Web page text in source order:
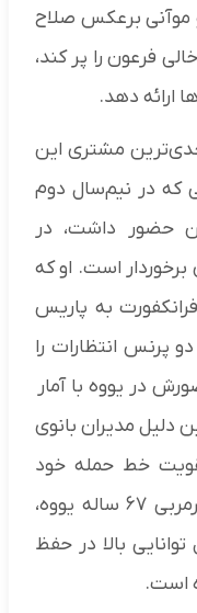
موآنی برعکس صلاح
فرعون را پر کند،
ارائه دهد.
مشتری این
که در نیم‌سال دوم
حضور داشت، در
است. او که
از فرانکفورت به پاریس
پرنس انتظارات را
در یووه با آمار
به همین دلیل مدیران بانوی
تقویت خط حمله خود
می‌دانند. حتی لوچانو اسپالتی، سرمربی ۶۷ ساله یووه،
بالا در حفظ
است.